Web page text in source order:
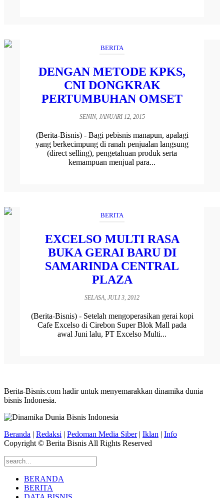
BERITA
DENGAN METODE KPKS,
CNI DONGKRAK
PERTUMBUHAN OMSET
SENIN, JANUARI 12, 2015
(Berita-Bisnis) - Bagi pebisnis manapun, apalagi
yang berkecimpung di ranah penjualan langsung
(direct selling), pengetahuan produk serta
kemampuan menjual para...
BERITA
EXCELSO MULTI RASA
BUKA GERAI BARU DI
SAMARINDA CENTRAL
PLAZA
SELASA, JULI 3, 2012
(Berita-Bisnis) - Setelah mengoperasikan gerai kopi
Cafe Excelso di Cirebon Super Blok Mall pada
awal Juni lalu, PT Excelso Multi...
Berita-Bisnis.com hadir untuk menyemarakkan dinamika dunia
bisnis Indonesia.
Beranda | Redaksi | Pedoman Media Siber| Iklan | Info
Copyright © Berita Bisnis All Rights Reserved
BERANDA
BERITA